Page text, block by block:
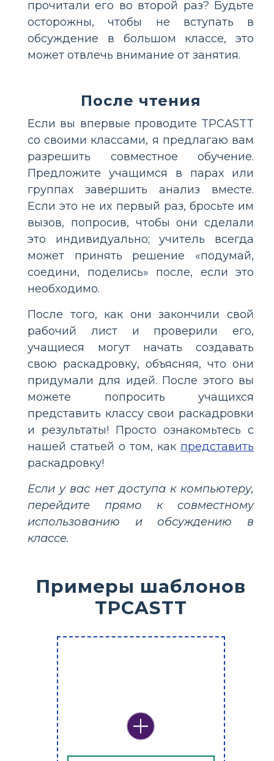
прочитали его во второй раз? Будьте
осторожны, чтобы не вступать в
обсуждение в большом классе, это
может отвлечь внимание от занятия.
После чтения
Если вы впервые проводите TPCASTT
со своими классами, я предлагаю вам
разрешить совместное обучение.
Предложите учащимся в парах или
группах завершить анализ вместе.
Если это не их первый раз, бросьте им
вызов, попросив, чтобы они сделали
это индивидуально; учитель всегда
может принять решение «подумай,
соедини, поделись» после, если это
необходимо.
После того, как они закончили свой
рабочий лист и проверили его,
учащиеся могут начать создавать
свою раскадровку, объясняя, что они
придумали для идей. После этого вы
можете попросить учащихся
представить классу свои раскадровки
и результаты! Просто ознакомьтесь с
нашей статьей о том, как представить
раскадровку!
Если у вас нет доступа к компьютеру,
перейдите прямо к совместному
использованию и обсуждению в
классе.
Примеры шаблонов
TPCASTT